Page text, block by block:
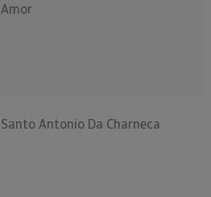
Amor
Santo Antonio Da Charneca